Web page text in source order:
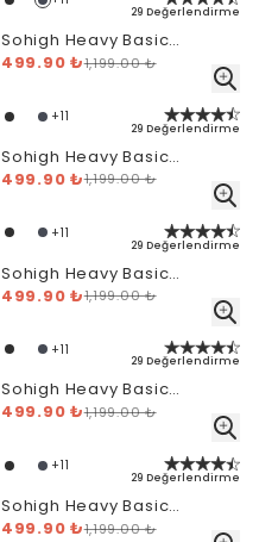
29 Değerlendirme
Sohigh Heavy Basic
Oversize T-Shirt - Lacivert
499.90 ₺1,199.00 ₺
+11
29 Değerlendirme
Sohigh Heavy Basic
Oversize T-Shirt - Açık
499.90 ₺1,199.00 ₺
+11
29 Değerlendirme
Sohigh Heavy Basic
Oversize T-Shirt -
499.90 ₺1,199.00 ₺
+11
29 Değerlendirme
Sohigh Heavy Basic
Oversize T-Shirt - Füme
499.90 ₺1,199.00 ₺
+11
29 Değerlendirme
Sohigh Heavy Basic
Oversize T-Shirt - Petrol
499.90 ₺1,199.00 ₺